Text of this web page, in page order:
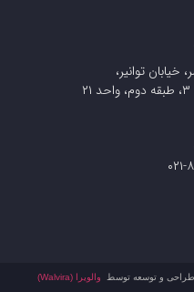
خیابان توانیر،
طراحی و توسعه توسط والویرا (Walvira)